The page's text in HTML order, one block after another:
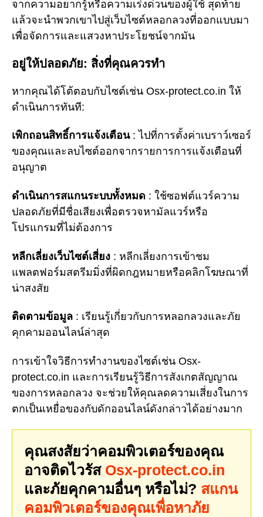
จากความอยากรู้หรือความเร่งด่วนของผู้ใช้ สุดท้าย
แล้วจะนำพวกเขาไปสู่เว็บไซต์หลอกลวงที่ออกแบบมา
เพื่อจัดการและแสวงหาประโยชน์จากมัน
อยู่ให้ปลอดภัย: สิ่งที่คุณควรทำ
หากคุณได้โต้ตอบกับไซต์เช่น Osx-protect.co.in ให้
ดำเนินการทันที:
เพิกถอนสิทธิ์การแจ้งเตือน: ไปที่การตั้งค่าเบราว์เซอร์
ของคุณและลบไซต์ออกจากรายการการแจ้งเตือนที่
อนุญาต
ดำเนินการสแกนระบบทั้งหมด : ใช้ซอฟต์แวร์ความ
ปลอดภัยที่มีชื่อเสียงเพื่อตรวจหามัลแวร์หรือ
โปรแกรมที่ไม่ต้องการ
หลีกเลี่ยงเว็บไซต์เสี่ยง : หลีกเลี่ยงการเข้าชม
แพลตฟอร์มสตรีมมิ่งที่ผิดกฎหมายหรือคลิกโฆษณาที่
น่าสงสัย
ติดตามข้อมูล : เรียนรู้เกี่ยวกับการหลอกลวงและภัย
คุกคามออนไลน์ล่าสุด
การเข้าใจวิธีการทำงานของไซต์เช่น Osx-
protect.co.in และการเรียนรู้วิธีการสังเกตสัญญาณ
ของการหลอกลวง จะช่วยให้คุณลดความเสี่ยงในการ
ตกเป็นเหยื่อของกับดักออนไลน์ดังกล่าวได้อย่างมาก
คุณสงสัยว่าคอมพิวเตอร์ของคุณ
อาจติดไวรัส Osx-protect.co.in
และภัยคุกคามอื่นๆ หรือไม่? สแกน
คอมพิวเตอร์ของคุณเพื่อหาภัย